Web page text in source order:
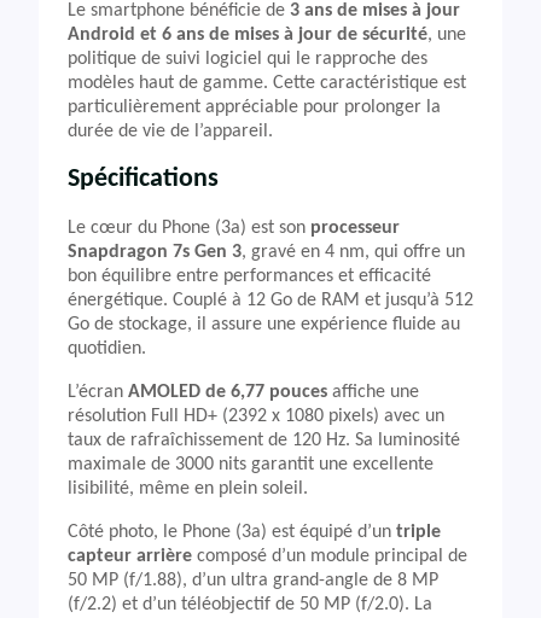
Le smartphone bénéficie de 3 ans de mises à jour
Android et 6 ans de mises à jour de sécurité, une
politique de suivi logiciel qui le rapproche des
modèles haut de gamme. Cette caractéristique est
particulièrement appréciable pour prolonger la
durée de vie de l’appareil.
Spécifications
Le cœur du Phone (3a) est son processeur
Snapdragon 7s Gen 3, gravé en 4 nm, qui offre un
bon équilibre entre performances et efficacité
énergétique. Couplé à 12 Go de RAM et jusqu’à 512
Go de stockage, il assure une expérience fluide au
quotidien.
L’écran AMOLED de 6,77 pouces affiche une
résolution Full HD+ (2392 x 1080 pixels) avec un
taux de rafraîchissement de 120 Hz. Sa luminosité
maximale de 3000 nits garantit une excellente
lisibilité, même en plein soleil.
Côté photo, le Phone (3a) est équipé d’un triple
capteur arrière composé d’un module principal de
50 MP (f/1.88), d’un ultra grand-angle de 8 MP
(f/2.2) et d’un téléobjectif de 50 MP (f/2.0). La